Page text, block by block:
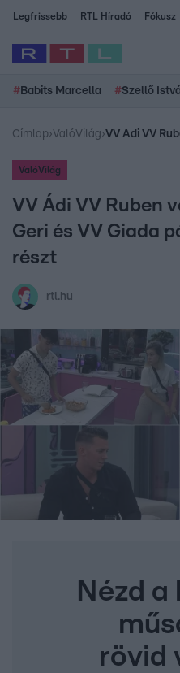
Legfrissebb RTL Híradó Fókusz
# Babits Marcella #Szellő
Címlap›ValóVilág›
ValóVilág
VV Ádi VV Ruben
Geri és VV Giada
részt
rtl.hu
Nézd a
rövid